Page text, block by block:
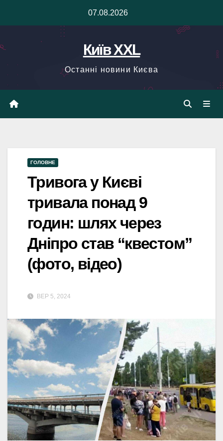
07.08.2026
Київ XXL
Останні новини Києва
ГОЛОВНЕ
Тривога у Києві
тривала понад 9
годин: шлях через
Дніпро став “квестом”
(фото, відео)
ВЕР 5, 2024